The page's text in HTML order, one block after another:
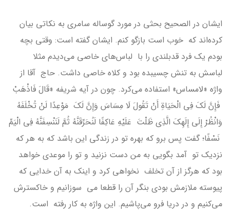
ایشان در الصحیح بحثی در مورد گوساله سامری به نکاتی بیان
کرده‌اند که خوب است بازگو کنم. ایشان گفته است: وقتی بچه
بودم یک فرد قدبلندی را با لباس‌های خاصی می‌دیدم مثلا
لباسش به تنش چسیبده بود و کلاه خاصی داشت. حاج آقا از
واژه «لامساس» استفاده می‌کرد. چون در آیه شریفه «قَالَ فَاذْهَبْ
فَإِنَّ لَكَ فِي الْحَيَاةِ أَنْ تَقُولَ لَا مِسَاسَ وَإِنَّ لَكَ مَوْعِدًا لَنْ تُخْلَفَهُ
وَانْظُرْ إِلَى إِلَهِكَ الَّذِي ظَلْتَ عَلَيْهِ عَاكِفًا لَنُحَرِّقَنَّهُ ثُمَّ لَنَنْسِفَنَّهُ فِي الْيَمِّ
نَسْفًا؛ گفت پس برو كه بهره تو در زندگى اين باشد كه به هر كه
نزديك تو آمد بگويى به من دست نزنيد و تو را موعدى خواهد
بود كه هرگز از آن تخلف نخواهى كرد و اينك به آن خدايى كه
پيوسته ملازمش بودى بنگر آن را قطعا مى‏ سوزانيم و خاكسترش
مى‌كنيم و در دريا فرو مى‌‏پاشيم. این واژه به کار رفته است.